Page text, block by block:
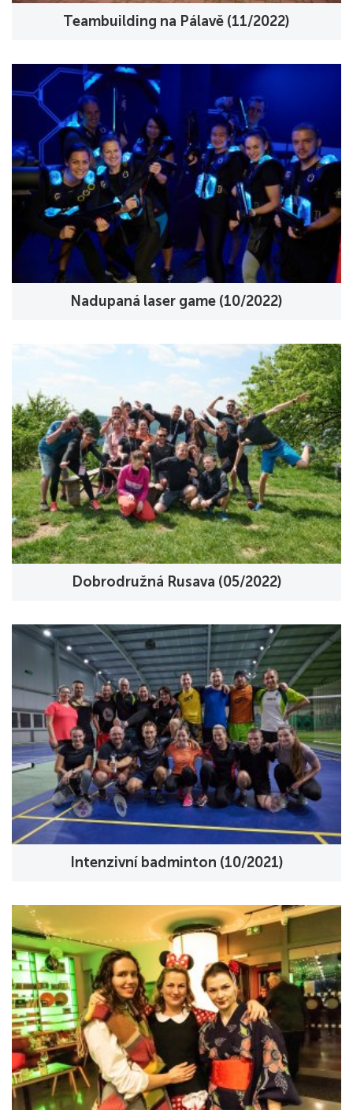
Teambuilding na Pálavě (11/2022)
Nadupaná laser game (10/2022)
Dobrodružná Rusava (05/2022)
Intenzivní badminton (10/2021)